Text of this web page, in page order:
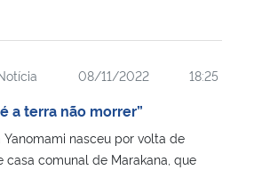
08/11/2022 18:25
a terra não morrer”
Yanomami nasceu por volta de
casa comunal de Marakana, que